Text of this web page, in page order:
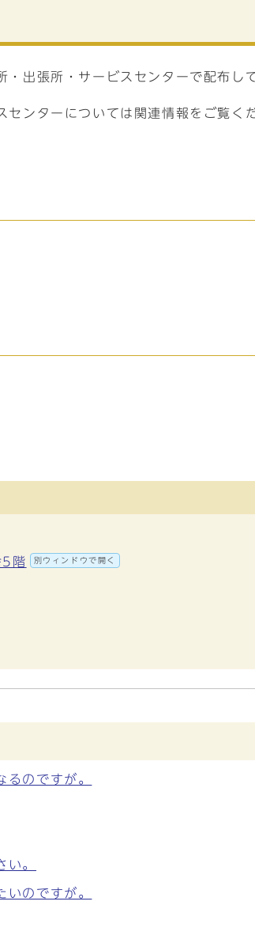
出張所・サービスセンターで配布し
ンターについては関連情報をご覧く
階 別ウィンドウで開く
のですが。
い。
のですが。